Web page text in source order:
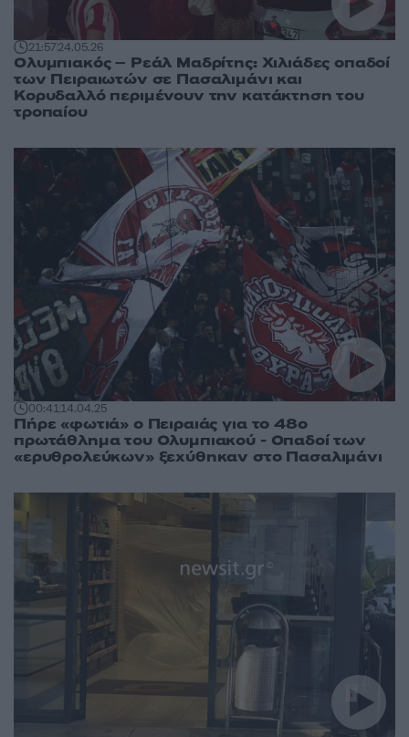
21:5724.05.26
Ολυμπιακός – Ρεάλ Μαδρίτης: Χιλιάδες οπαδοί
των Πειραιωτών σε Πασαλιμάνι και
Κορυδαλλό περιμένουν την κατάκτηση του
τροπαίου
00:4114.04.25
Πήρε «φωτιά» ο Πειραιάς για το 48ο
πρωτάθλημα του Ολυμπιακού - Οπαδοί των
«ερυθρολεύκων» ξεχύθηκαν στο Πασαλιμάνι